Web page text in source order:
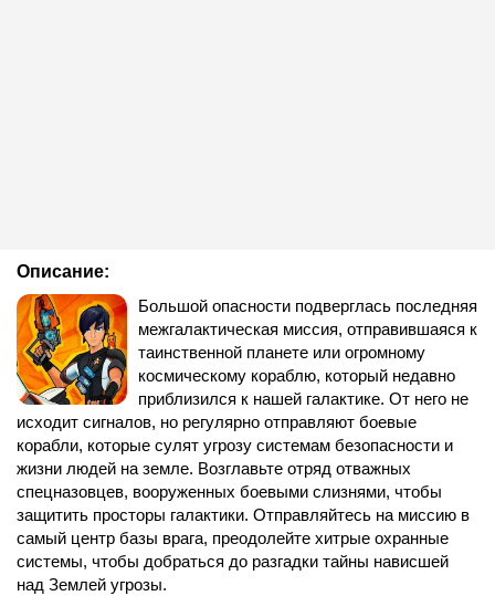
Описание:
Большой опасности подверглась последняя
межгалактическая миссия, отправившаяся к
таинственной планете или огромному
космическому кораблю, который недавно
приблизился к нашей галактике. От него не
исходит сигналов, но регулярно отправляют боевые
корабли, которые сулят угрозу системам безопасности и
жизни людей на земле. Возглавьте отряд отважных
спецназовцев, вооруженных боевыми слизнями, чтобы
защитить просторы галактики. Отправляйтесь на миссию в
самый центр базы врага, преодолейте хитрые охранные
системы, чтобы добраться до разгадки тайны нависшей
над Землей угрозы.